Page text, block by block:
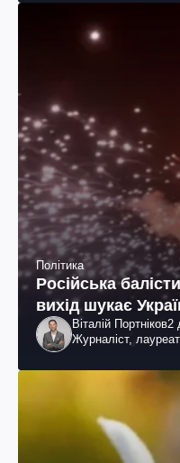
Політика
Російська
вихід шукає
Віталій Портніков2
Журналіст, лауреат